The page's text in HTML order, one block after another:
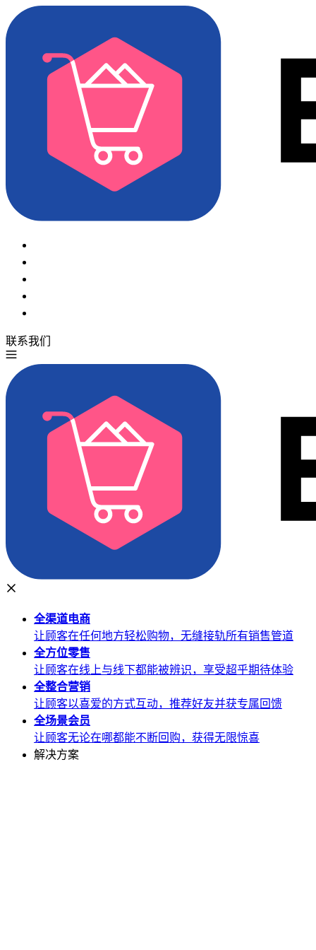
联系我们
全渠道电商
让顾客在任何地方轻松购物，无缝接轨所有销售管道
全方位零售
让顾客在线上与线下都能被辨识，享受超乎期待体验
全整合营销
让顾客以喜爱的方式互动，推荐好友并获专属回馈
全场景会员
让顾客无论在哪都能不断回购，获得无限惊喜
解决方案